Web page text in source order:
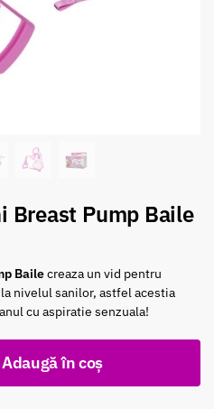
Breast Pump Baile
Bailecreaza un vid pentru
nivelul sanilor, astfel acestia
cu aspiratie senzuala!
Adaugă în coș